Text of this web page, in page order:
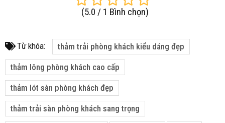
(5.0 / 1 Bình chọn)
Từ khóa: thảm trải phòng khách kiểu dáng đẹp
thảm lông phòng khách cao cấp
thảm lót sàn phòng khách đẹp
thảm trải sàn phòng khách sang trọng